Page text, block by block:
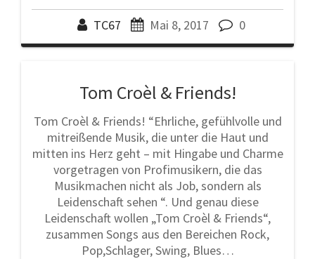
TC67 Mai 8, 2017 0
Tom Croèl & Friends!
Tom Croèl & Friends! “Ehrliche, gefühlvolle und
mitreißende Musik, die unter die Haut und
mitten ins Herz geht – mit Hingabe und Charme
vorgetragen von Profimusikern, die das
Musikmachen nicht als Job, sondern als
Leidenschaft sehen “. Und genau diese
Leidenschaft wollen „Tom Croèl & Friends“,
zusammen Songs aus den Bereichen Rock,
Pop,Schlager, Swing, Blues…